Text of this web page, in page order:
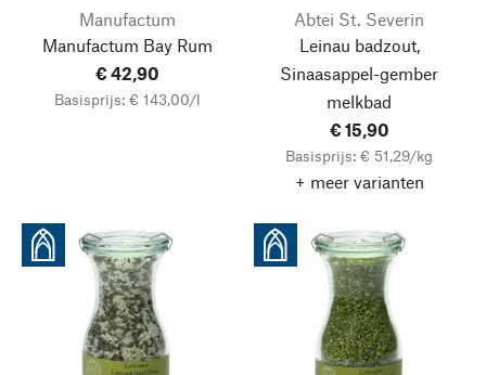
Manufactum
Manufactum Bay Rum
€ 42,90
Basisprijs: € 143,00/l
Abtei St. Severin
Leinau badzout,
Sinaasappel-gember
melkbad
€ 15,90
Basisprijs: € 51,29/kg
+ meer varianten